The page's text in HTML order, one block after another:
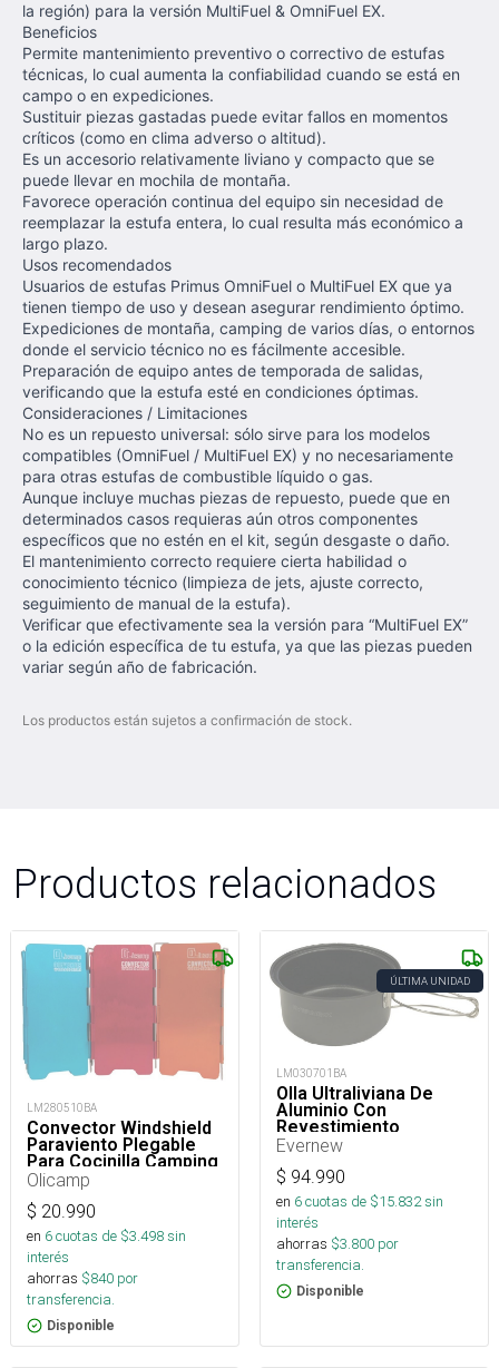
la región) para la versión MultiFuel & OmniFuel EX.
Beneficios
Permite mantenimiento preventivo o correctivo de estufas
técnicas, lo cual aumenta la confiabilidad cuando se está en
campo o en expediciones.
Sustituir piezas gastadas puede evitar fallos en momentos
críticos (como en clima adverso o altitud).
Es un accesorio relativamente liviano y compacto que se
puede llevar en mochila de montaña.
Favorece operación continua del equipo sin necesidad de
reemplazar la estufa entera, lo cual resulta más económico a
largo plazo.
Usos recomendados
Usuarios de estufas Primus OmniFuel o MultiFuel EX que ya
tienen tiempo de uso y desean asegurar rendimiento óptimo.
Expediciones de montaña, camping de varios días, o entornos
donde el servicio técnico no es fácilmente accesible.
Preparación de equipo antes de temporada de salidas,
verificando que la estufa esté en condiciones óptimas.
Consideraciones / Limitaciones
No es un repuesto universal: sólo sirve para los modelos
compatibles (OmniFuel / MultiFuel EX) y no necesariamente
para otras estufas de combustible líquido o gas.
Aunque incluye muchas piezas de repuesto, puede que en
determinados casos requieras aún otros componentes
específicos que no estén en el kit, según desgaste o daño.
El mantenimiento correcto requiere cierta habilidad o
conocimiento técnico (limpieza de jets, ajuste correcto,
seguimiento de manual de la estufa).
Verificar que efectivamente sea la versión para “MultiFuel EX”
o la edición específica de tu estufa, ya que las piezas pueden
variar según año de fabricación.
Los productos están sujetos a confirmación de stock.
Productos relacionados
LM280510BA
Convector Windshield
Paraviento Plegable
Para Cocinilla Camping
Olicamp
$ 20.990
en 6cuotas de $3.498sin
interés
ahorras $840 por
transferencia.
Disponible
ÚLTIMA UNIDAD
LM030701BA
Olla Ultraliviana De
Aluminio Con
Revestimiento
Antiadherente-740 Ml
Evernew
$ 94.990
en 6cuotas de $15.832sin
interés
ahorras $3.800 por
transferencia.
Disponible